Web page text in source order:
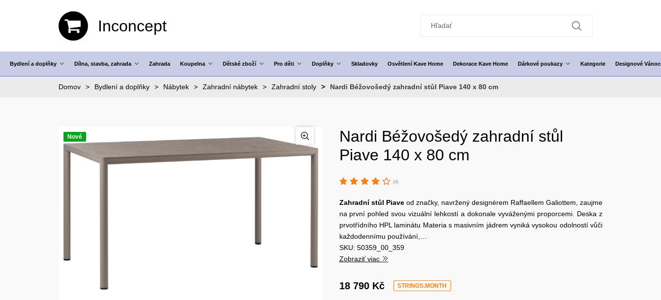
Inconcept
Bydlení a doplňky Dílna, stavba, zahrada Zahrada Koupelna Dětské zboží Pro děti Doplňky Skladovky Osvětlení Kave Home Dekorace Kave Home Dárkové poukazy Kategorie Designové
Domov Bydlení a doplňky Nábytek Zahradní nábytek Zahradní stoly Nardi Béžovošedý zahradní stůl Piave 140 x 80 cm
Nové
Nardi Béžovošedý zahradní stůl
Piave 140 x 80 cm
(4)
Zahradní stůl Piaveod značky, navržený designérem Raffaellem Galiottem, zaujme
na první pohled svou vizuální lehkostí a dokonale vyváženými proporcemi. Deska z
prvotřídního HPL laminátu Materia s masivním jádrem vyniká vysokou odolností vůči
každodennímu používání,…
SKU: 50359_00_359
Zobraziť viac
18 790 Kč STRINGS.MONTH